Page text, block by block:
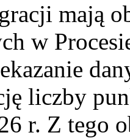
mają
w
liczby
r. Z tego